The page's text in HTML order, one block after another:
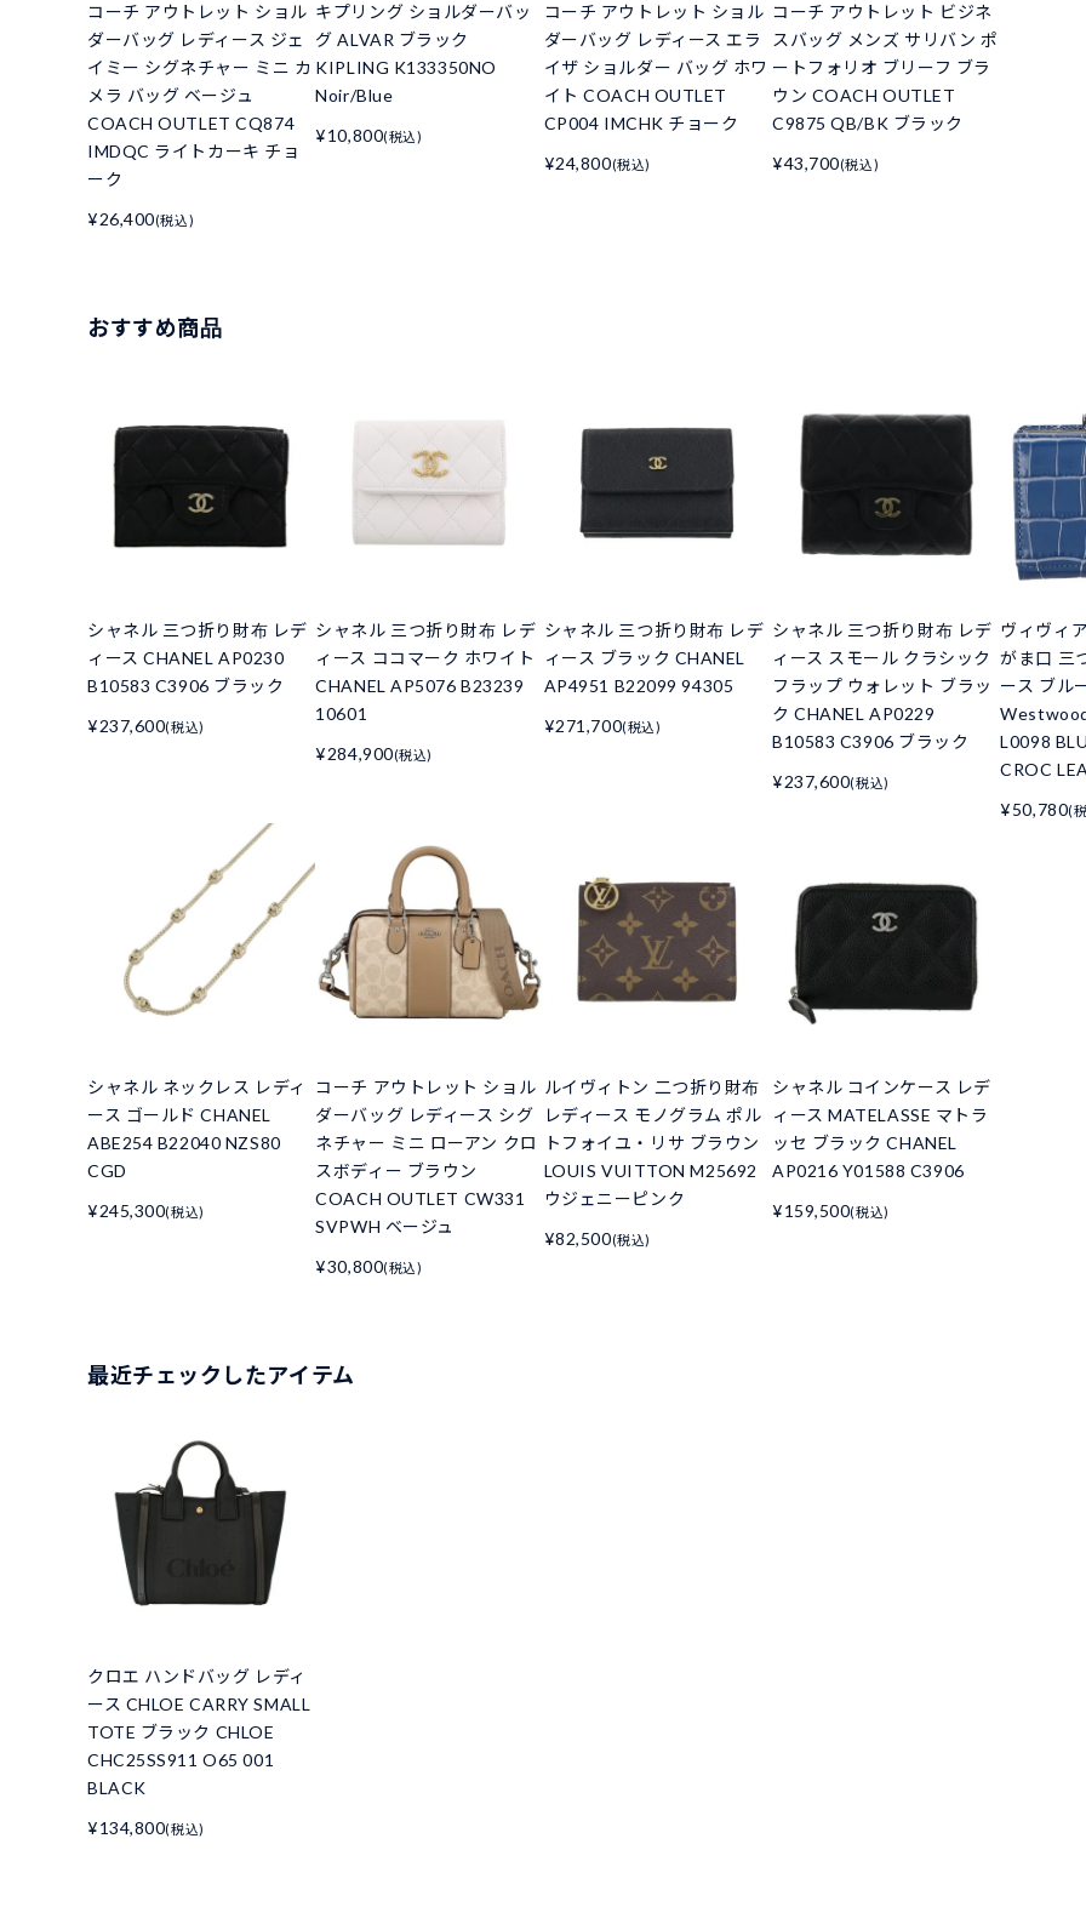
コーチ アウトレット ショル
ダーバッグ レディース ジェ
イミー シグネチャー ミニ カ
メラ バッグ ベージュ
COACH OUTLET CQ874
IMDQC ライトカーキ チョ
ーク
¥26,400(税込)
キプリング ショルダーバッ
グ ALVAR ブラック
KIPLING K133350NO
Noir/Blue
¥10,800(税込)
コーチ アウトレット ショル
ダーバッグ レディース エラ
イザ ショルダー バッグ ホワ
イト COACH OUTLET
CP004 IMCHK チョーク
¥24,800(税込)
コーチ アウトレット ビジネ
スバッグ メンズ サリバン ポ
ートフォリオ ブリーフ ブラ
ウン COACH OUTLET
C9875 QB/BK ブラック
¥43,700(税込)
おすすめ商品
シャネル 三つ折り財布 レデ
ィース CHANEL AP0230
B10583 C3906 ブラック
¥237,600(税込)
シャネル 三つ折り財布 レデ
ィース ココマーク ホワイト
CHANEL AP5076 B23239
10601
¥284,900(税込)
シャネル 三つ折り財布 レデ
ィース ブラック CHANEL
AP4951 B22099 94305
¥271,700(税込)
シャネル 三つ折り財布 レデ
ィース スモール クラシック
フラップ ウォレット ブラッ
ク CHANEL AP0229
B10583 C3906 ブラック
¥237,600(税込)
ヴィヴィ
がま口 三
ース ブル
L0098
CROC
¥50,780(
シャネル ネックレス レディ
ース ゴールド CHANEL
ABE254 B22040 NZS80
CGD
¥245,300(税込)
コーチ アウトレット ショル
ダーバッグ レディース シグ
ネチャー ミニ ローアン クロ
スボディー ブラウン
COACH OUTLET CW331
SVPWH ベージュ
¥30,800(税込)
ルイヴィトン 二つ折り財布
レディース モノグラム ポル
トフォイユ・リサ ブラウン
LOUIS VUITTON M25692
ウジェニーピンク
¥82,500(税込)
シャネル コインケース レデ
ィース MATELASSE マトラ
ッセ ブラック CHANEL
AP0216 Y01588 C3906
¥159,500(税込)
最近チェックしたアイテム
クロエ ハンドバッグ レディ
ース CHLOE CARRY SMALL
TOTE ブラック CHLOE
CHC25SS911 O65 001
BLACK
¥134,800(税込)